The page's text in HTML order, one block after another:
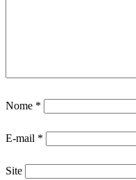
Nome *
E-mail *
Site